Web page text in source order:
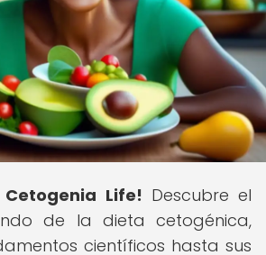
Cetogenia Life! Descubre el
de la dieta cetogénica,
científicos hasta sus